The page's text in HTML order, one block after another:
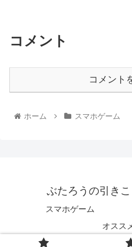
コメント
コメント
ホーム スマホゲーム
ぶたろうの引き
スマホゲーム
オスス